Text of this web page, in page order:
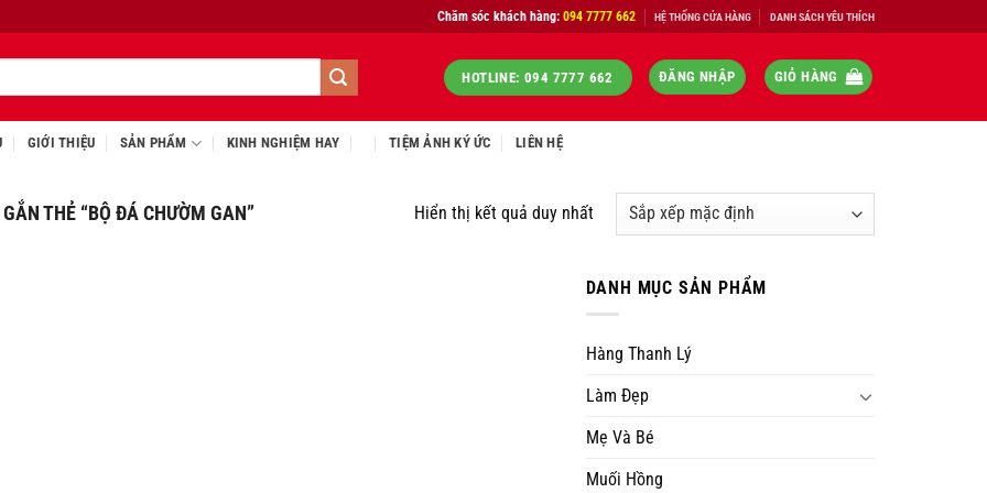
Chăm sóc khách hàng:094 7777 662 HỆ THỐNG CỬA HÀNG DANH SÁCH YÊU THÍCH
HOTLINE: 094 7777 662 ĐĂNG NHẬP GIỎ HÀNG
GIỚI THIỆU SẢN PHẨM KINH NGHIỆM HAY TIỆM ẢNH KÝ ỨC LIÊN HỆ
THẺ “BỘ ĐÁ CHƯỜM GAN” Hiển thị kết quả duy nhất
DANH MỤC SẢN PHẨM
Hàng Thanh Lý
Làm Đẹp
Mẹ Và Bé
Muối Hồng